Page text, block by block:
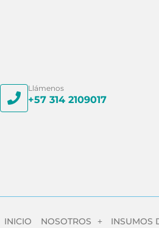
Llámenos
+57 314 2109017
INICIO NOSOTROS INSUMOS